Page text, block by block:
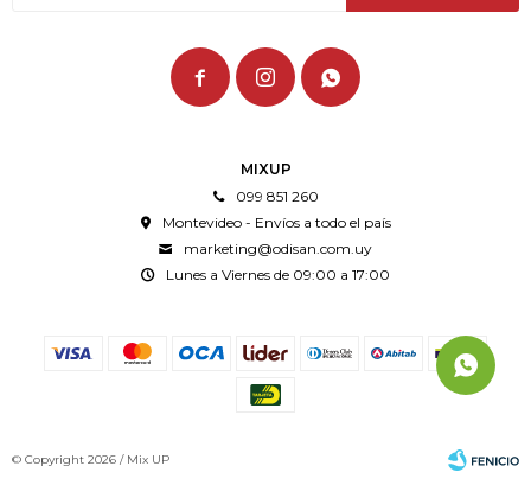
MIXUP
099 851 260
Montevideo - Envíos a todo el país
marketing@odisan.com.uy
Lunes a Viernes de 09:00 a 17:00
  
© Copyright 2026 / Mix UP